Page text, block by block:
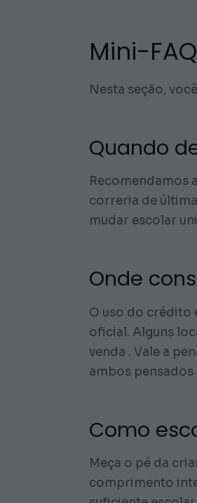
Mini-
Nesta seção,
Quando
Recomendamos
correria de
mudar escolar
Onde
O uso do crédito
oficial. Alguns
venda . Vale a
ambos
Como
Meça o pé da
comprimento